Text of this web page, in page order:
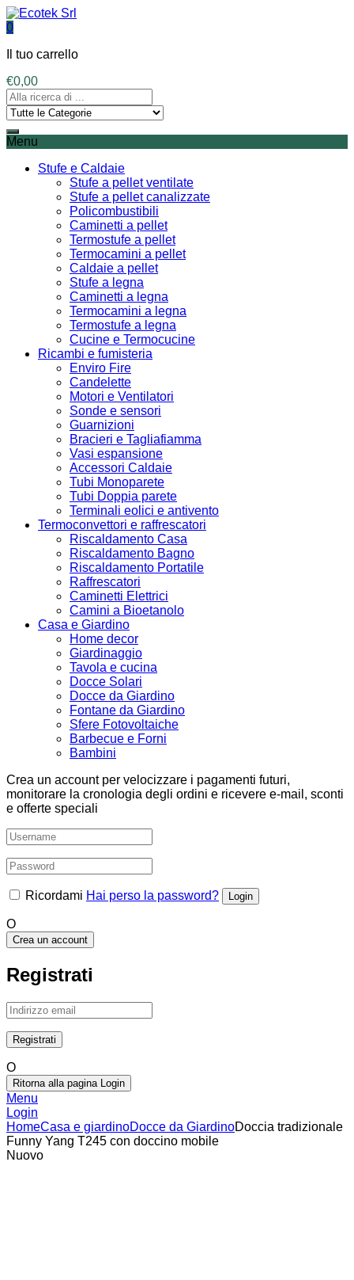
0
Il tuo carrello
€0,00
Menu
Stufe e Caldaie
Stufe a pellet ventilate
Stufe a pellet canalizzate
Policombustibili
Caminetti a pellet
Termostufe a pellet
Termocamini a pellet
Caldaie a pellet
Stufe a legna
Caminetti a legna
Termocamini a legna
Termostufe a legna
Cucine e Termocucine
Ricambi e fumisteria
Enviro Fire
Candelette
Motori e Ventilatori
Sonde e sensori
Guarnizioni
Bracieri e Tagliafiamma
Vasi espansione
Accessori Caldaie
Tubi Monoparete
Tubi Doppia parete
Terminali eolici e antivento
Termoconvettori e raffrescatori
Riscaldamento Casa
Riscaldamento Bagno
Riscaldamento Portatile
Raffrescatori
Caminetti Elettrici
Camini a Bioetanolo
Casa e Giardino
Home decor
Giardinaggio
Tavola e cucina
Docce Solari
Docce da Giardino
Fontane da Giardino
Sfere Fotovoltaiche
Barbecue e Forni
Bambini
Crea un account per velocizzare i pagamenti futuri,
monitorare la cronologia degli ordini e ricevere e-mail, sconti
e offerte speciali
Ricordami Hai perso la password?
O
Crea un account
Registrati
O
Ritorna alla pagina Login
Menu
Login
HomeCasa e giardinoDocce da GiardinoDoccia tradizionale
Funny Yang T245 con doccino mobile
Nuovo